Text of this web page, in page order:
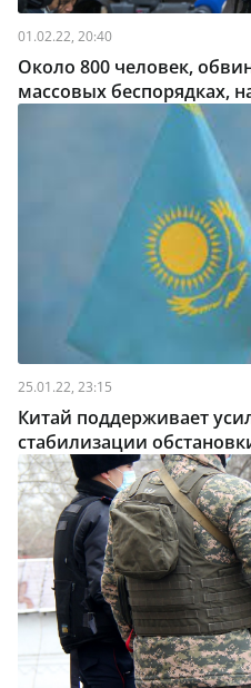
01.02.22, 20:40
Около 800 человек,
массовых беспорядках,
25.01.22, 23:15
Китай поддерживает
стабилизации